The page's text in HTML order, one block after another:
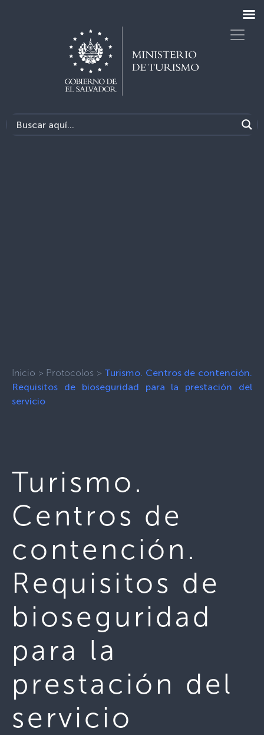
Inicio > Protocolos > Turismo. Centros de contención.
Requisitos de bioseguridad para la prestación del
servicio
Turismo.
Centros de
contención.
Requisitos de
bioseguridad
para la
prestación del
servicio